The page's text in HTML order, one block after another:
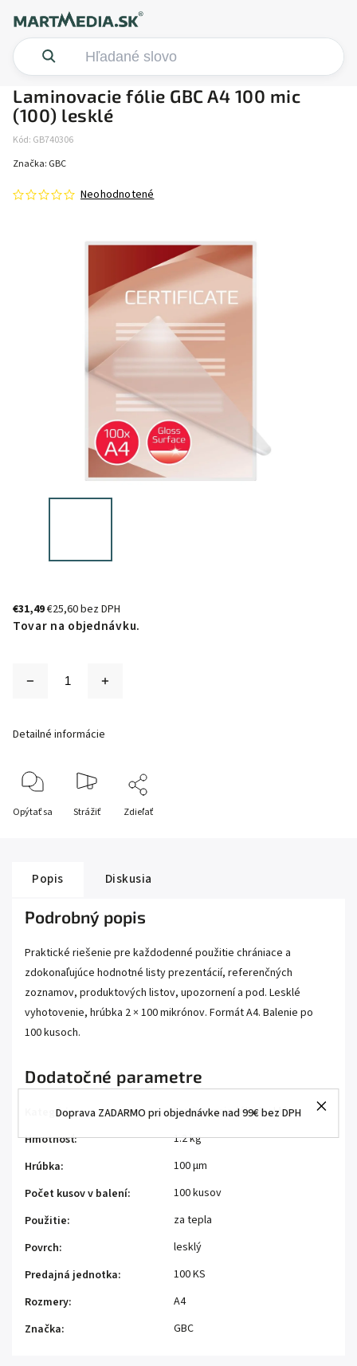
Doprava ZADARMO pri objednávke nad 99€ bez DPH
Laminovacie fólie GBC A4 100 mic
(100) lesklé
Kód: GB740306
Neohodnotené
Značka: GBC
€31,49€25,60 bez DPH
Tovar na objednávku.
Detailné informácie
Opýtať sa Strážiť Zdieľať
Popis Diskusia
Podrobný popis
Praktické riešenie pre každodenné použitie chrániace a
zdokonaľujúce hodnotné listy prezentácií, referenčných
zoznamov, produktových listov, upozornení a pod. Lesklé
vyhotovenie, hrúbka 2 × 100 mikrónov. Formát A4. Balenie po
100 kusoch.
Dodatočné parametre
Kategória:
Laminovacie fólie lesklé
Hmotnosť:
1.2 kg
Hrúbka:
100 μm
Počet kusov v balení:
100 kusov
Použitie:
za tepla
Povrch:
lesklý
Predajná jednotka:
100 KS
Rozmery:
A4
Značka: GBC